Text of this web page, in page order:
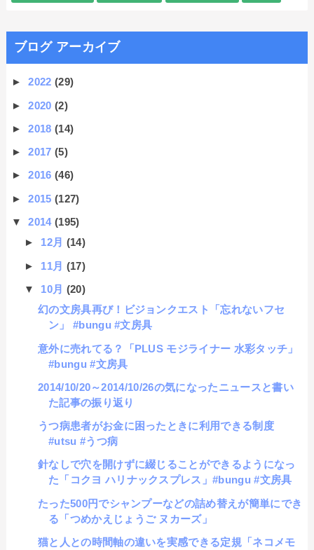
ブログ アーカイブ
►2022(29)
►2020(2)
►2018(14)
►2017(5)
►2016(46)
►2015(127)
▼2014(195)
► 12月 (14)
► 11月 (17)
▼ 10月 (20)
幻の文房具再び！ビジョンクエスト「忘れないフセ
ン」 #bungu #文房具
意外に売れてる？「PLUS モジライナー 水彩タッチ」
#bungu #文房具
2014/10/20～2014/10/26の気になったニュースと書い
た記事の振り返り
うつ病患者がお金に困ったときに利用できる制度
#utsu #うつ病
針なしで穴を開けずに綴じることができるようになっ
た「コクヨ ハリナックスプレス」#bungu #文房具
たった500円でシャンプーなどの詰め替えが簡単にでき
る「つめかえじょうご ヌカーズ」
猫と人との時間軸の違いを実感できる定規「ネコメモ